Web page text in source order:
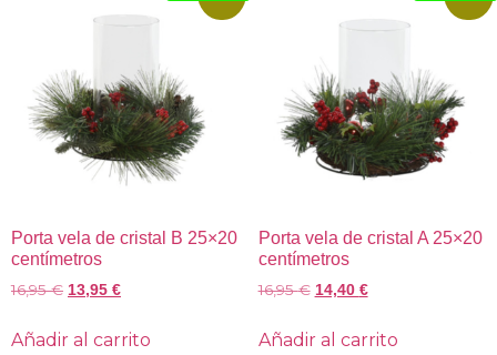
Porta vela de cristal B 25×20
centímetros
16,95€ 13,95 €
Añadir al carrito
Porta vela de cristal A 25×20
centímetros
16,95€ 14,40 €
Añadir al carrito